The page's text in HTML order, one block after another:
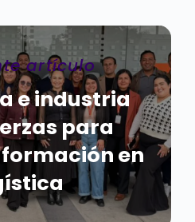
artículo
e industria
para
en